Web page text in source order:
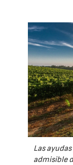
Las
admisible